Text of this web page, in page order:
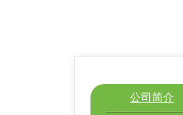
公司简介